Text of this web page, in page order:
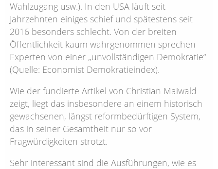
Wahlzugang usw.). In den USA läuft seit
Jahrzehnten einiges schief und spätestens seit
2016 besonders schlecht. Von der breiten
Öffentlichkeit kaum wahrgenommen sprechen
Experten von einer „unvollständigen Demokratie“
(Quelle: Economist Demokratieindex).
Wie der fundierte Artikel von Christian Maiwald
zeigt, liegt das insbesondere an einem historisch
gewachsenen, längst reformbedürftigen System,
das in seiner Gesamtheit nur so vor
Fragwürdigkeiten strotzt.
Sehr interessant sind die Ausführungen, wie es